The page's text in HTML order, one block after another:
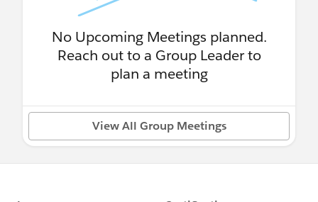
No Upcoming Meetings planned.
Reach out to a Group Leader to
plan a meeting
View All Group Meetings